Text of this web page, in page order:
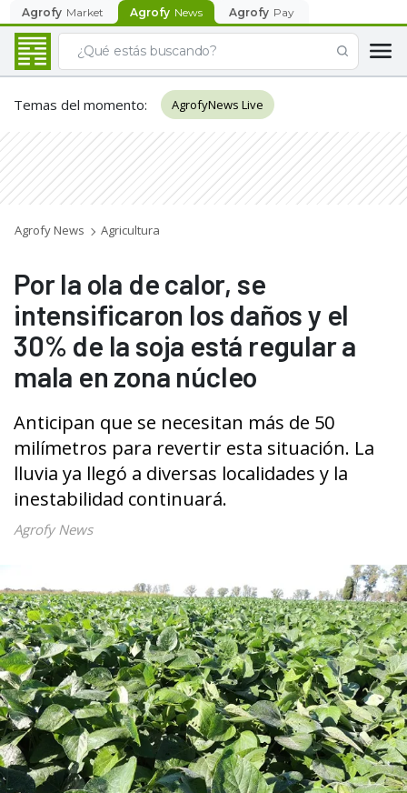
Agrofy Market Agrofy News Agrofy Pay
Temas del momento: AgrofyNews Live
Agrofy News Agricultura
Por la ola de calor, se
intensificaron los daños y el
30% de la soja está regular a
mala en zona núcleo
Anticipan que se necesitan más de 50
milímetros para revertir esta situación. La
lluvia ya llegó a diversas localidades y la
inestabilidad continuará.
Agrofy News